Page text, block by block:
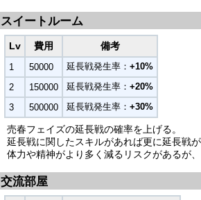
スイートルーム
Lv 費用 備考
1 50000 延長戦発生率： +10%
2
150000 延長戦発生率： +20%
3
500000 延長戦発生率： +30%
売春フェイズの延長戦の確率を上げる。
延長戦に関したスキルがあれば更に延長戦が
体力や精神がより多く減るリスクがあるが
交流部屋